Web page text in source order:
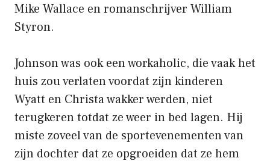
Mike Wallace en romanschrijver William
Styron.
Johnson was ook een workaholic, die vaak het
huis zou verlaten voordat zijn kinderen
Wyatt en Christa wakker werden, niet
terugkeren totdat ze weer in bed lagen. Hij
miste zoveel van de sportevenementen van
zijn dochter dat ze opgroeiden dat ze hem